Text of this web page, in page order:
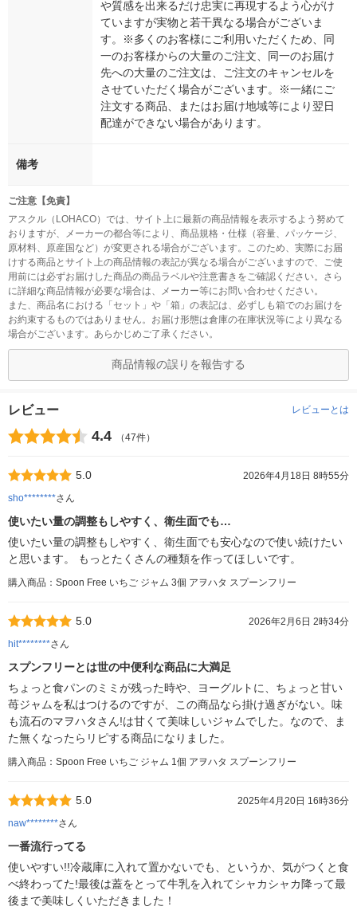
や質感を出来るだけ忠実に再現するよう心がけ
ていますが実物と若干異なる場合がございま
す。※多くのお客様にご利用いただくため、同
一のお客様からの大量のご注文、同一のお届け
先への大量のご注文は、ご注文のキャンセルを
させていただく場合がございます。※一緒にご
注文する商品、またはお届け地域等により翌日
配達ができない場合があります。
備考
ご注意【免責】
アスクル（LOHACO）では、サイト上に最新の商品情報を表示するよう努めて
おりますが、メーカーの都合等により、商品規格・仕様（容量、パッケージ、
原材料、原産国など）が変更される場合がございます。このため、実際にお届
けする商品とサイト上の商品情報の表記が異なる場合がございますので、ご使
用前には必ずお届けした商品の商品ラベルや注意書きをご確認ください。さら
に詳細な商品情報が必要な場合は、メーカー等にお問い合わせください。
また、商品名における「セット」や「箱」の表記は、必ずしも箱でのお届けを
お約束するものではありません。お届け形態は倉庫の在庫状況等により異なる
場合がございます。あらかじめご了承ください。
商品情報の誤りを報告する
レビュー レビューとは
4.4 （47件）
5.0
2026年4月18日 8時55分
sho********さん
使いたい量の調整もしやすく、衛生面でも…
使いたい量の調整もしやすく、衛生面でも安心なので使い続けたい
と思います。 もっとたくさんの種類を作ってほしいです。
購入商品：Spoon Free いちご ジャム 3個 アヲハタ スプーンフリー
5.0
2026年2月6日 2時34分
hit********さん
スプンフリーとは世の中便利な商品に大満足
ちょっと食パンのミミが残った時や、ヨーグルトに、ちょっと甘い
苺ジャムを私はつけるのですが、この商品なら掛け過ぎがない。味
も流石のマヲハタさん!は甘くて美味しいジャムでした。なので、ま
た無くなったらリピする商品になりました。
購入商品：Spoon Free いちご ジャム 1個 アヲハタ スプーンフリー
5.0
2025年4月20日 16時36分
naw********さん
一番流行ってる
使いやすい!!冷蔵庫に入れて置かないでも、というか、気がつくと食
べ終わってた!最後は蓋をとって牛乳を入れてシャカシャカ降って最
後まで美味しくいただきました！